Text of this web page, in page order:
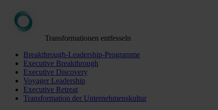
Transformationen entfesseln
Breakthrough-Leadership-Programme
Executive Breakthrough
Executive Discovery
Voyager Leadership
Executive Retreat
Transformation der Unternehmenskultur